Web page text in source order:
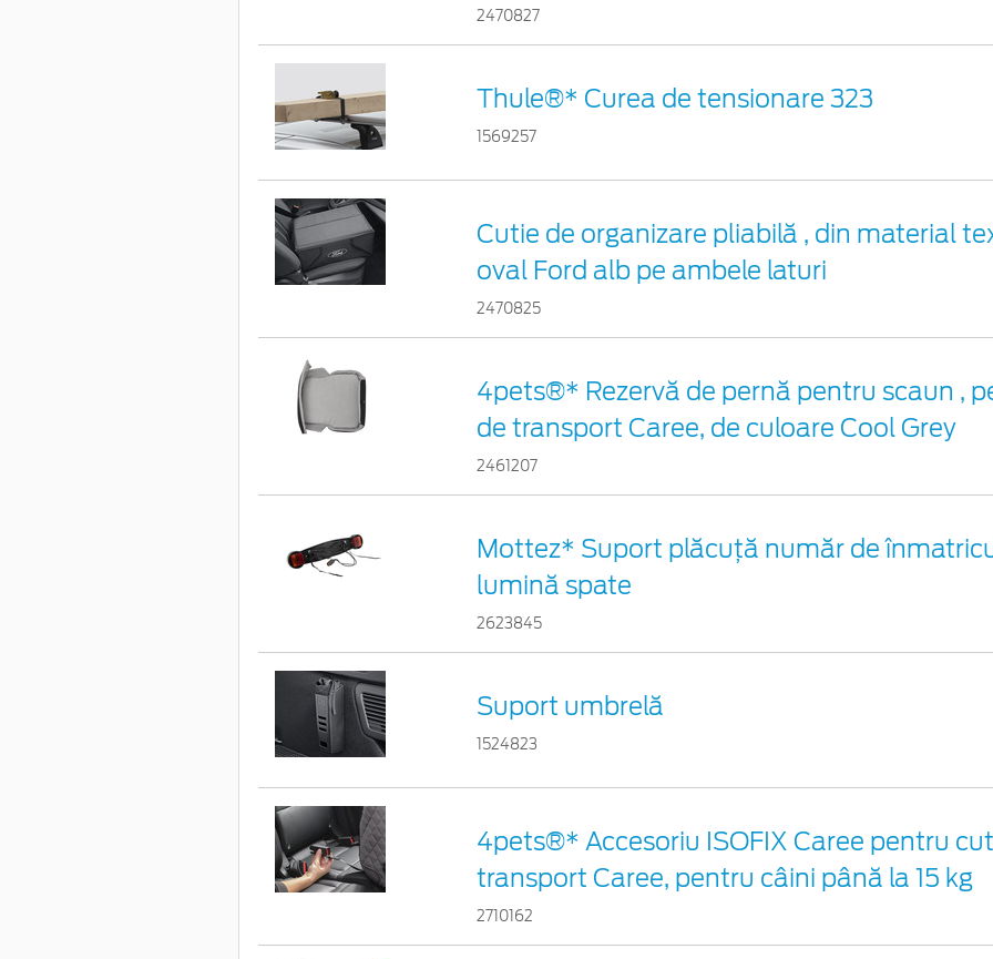
2470827
Thule®* Curea de tensionare 323
1569257
Cutie de organizare pliabilă , din material
oval Ford alb pe ambele laturi
2470825
4pets®* Rezervă de pernă pentru scaun ,
de transport Caree, de culoare Cool Grey
2461207
Mottez* Suport plăcuță număr de
lumină spate
2623845
Suport umbrelă
1524823
4pets®* Accesoriu ISOFIX Caree pentru
transport Caree, pentru câini până la 15 kg
2710162